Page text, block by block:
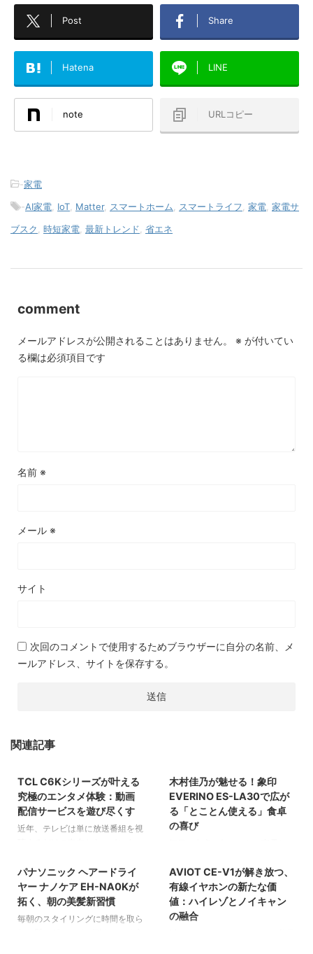
Post Share
Hatena LINE
note URLコピー
-家電
-AI家電, IoT, Matter, スマートホーム, スマートライフ, 家電, 家電サ
ブスク, 時短家電, 最新トレンド, 省エネ
comment
メールアドレスが公開されることはありません。 ※ が付いてい
る欄は必須項目です
名前 ※
メール ※
サイト
次回のコメントで使用するためブラウザーに自分の名前、メ
ールアドレス、サイトを保存する。
関連記事
家電
TCL C6Kシリーズが叶える
究極のエンタメ体験：動画
配信サービスを遊び尽くす
近年、テレビは単に放送番組を視
ツを楽しむためのハブへと進化し
ています。特に「スマートテレ
ビ」は、動画配信サービスやアプ
リを通じて、私たちのエンタメ体
験を大きく変える可能性を秘めて
家電
木村佳乃が魅せる！象印
EVERINO ES-LA30で広が
る「とことん使える」食卓
の喜び
活を豊かにする重要な役割を担っ
ています。特に、時短と美味しさ
を両立したいと願う現代のライフ
スタイルにおいて、その進化には
家電
パナソニック ヘアードライ
ヤー ナノケア EH-NA0Kが
拓く、朝の美髪新習慣
毎朝のスタイリングに時間を取ら
家電
AVIOT CE-V1が解き放つ、
有線イヤホンの新たな価
値：ハイレゾとノイキャン
の融合